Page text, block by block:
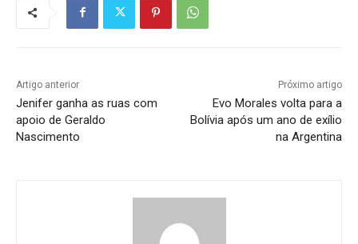
Artigo anterior
Jenifer ganha as ruas com
apoio de Geraldo
Nascimento
Próximo artigo
Evo Morales volta para a
Bolívia após um ano de exílio
na Argentina